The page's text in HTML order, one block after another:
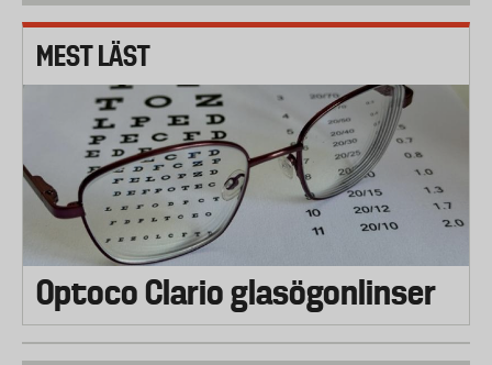
MEST LÄST
Optoco Clario glasögonlinser